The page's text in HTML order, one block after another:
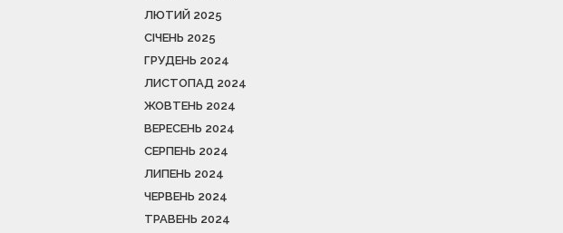
ЛЮТИЙ 2025
СІЧЕНЬ 2025
ГРУДЕНЬ 2024
ЛИСТОПАД 2024
ЖОВТЕНЬ 2024
ВЕРЕСЕНЬ 2024
СЕРПЕНЬ 2024
ЛИПЕНЬ 2024
ЧЕРВЕНЬ 2024
ТРАВЕНЬ 2024